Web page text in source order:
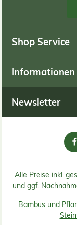
Shop Service
Informationen
Newsletter
Alle Preise inkl.
und ggf.
Bambus und